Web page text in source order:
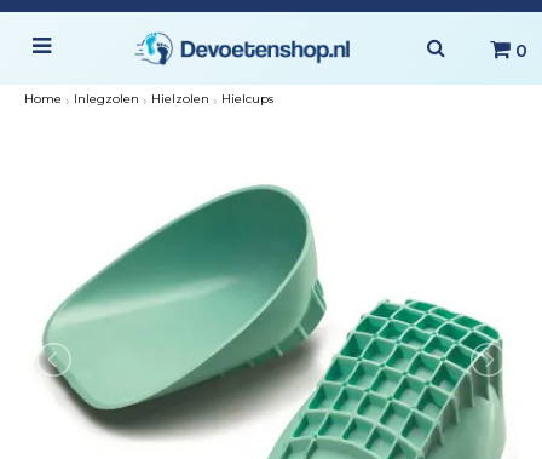
0
Home › Inlegzolen › Hielzolen › Hielcups